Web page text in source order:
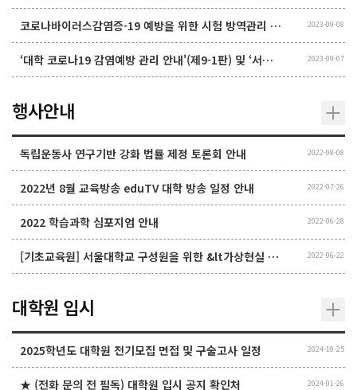
코로나바이러스감염증-19 예방을 위한 시험 방역관리 관련 변경사항 2023-09-08
‘대학 코로나19 감염예방 관리 안내'(제9-1판) 및 ‘서울대학교 코로나19 대응 매뉴얼’ 변경 2023-09-07
행사안내
독립운동사 연구기반 강화 법률 제정 토론회 안내 2022-08-08
2022년 8월 교육방송 eduTV 대학 방송 일정 안내 2022-07-26
2022 학습과학 심포지엄 안내 2022-06-28
[기초교육원] 서울대학교 구성원을 위한 &lt가상현실 프로그래밍> 교육 안내 2022-06-22
대학원 입시
2025학년도 대학원 전기모집 면접 및 구술고사 일정 2024-10-25
★ (전화 문의 전 필독) 대학원 입시 공지 확인처 2024-01-26